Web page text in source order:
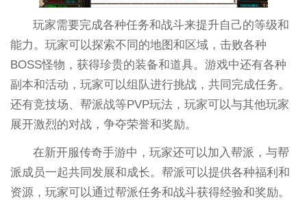
玩家需要完成各种任务和战斗来提升自己的等级和
能力。玩家可以探索不同的地图和区域，击败各种
BOSS怪物，获得珍贵的装备和道具。游戏中还有各种
副本和活动，玩家可以组队进行挑战，共同完成任务。
还有竞技场、帮派战等PVP玩法，玩家可以与其他玩家
展开激烈的对战，争夺荣誉和奖励。
在新开服传奇手游中，玩家还可以加入帮派，与帮
派成员一起共同发展和成长。帮派可以提供各种福利和
资源，玩家可以通过帮派任务和战斗获得经验和奖励。